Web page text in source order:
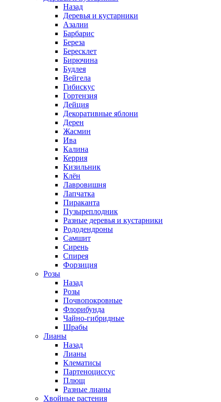
Назад
Деревья и кустарники
Азалии
Барбарис
Береза
Бересклет
Бирючина
Будлея
Вейгела
Гибискус
Гортензия
Дейция
Декоративные яблони
Дерен
Жасмин
Ива
Калина
Керрия
Кизильник
Клён
Лавровишня
Лапчатка
Пираканта
Пузыреплодник
Разные деревья и кустарники
Рододендроны
Самшит
Сирень
Спирея
Форзиция
Розы
Назад
Розы
Почвопокровные
Флорибунда
Чайно-гибридные
Шрабы
Лианы
Назад
Лианы
Клематисы
Партеноциссус
Плющ
Разные лианы
Хвойные растения